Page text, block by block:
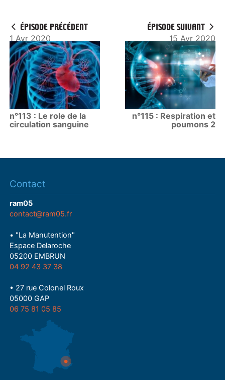
ÉPISODE PRÉCÉDENT
1 Avr 2020
n°113 : Le role de la
circulation sanguine
ÉPISODE SUIVANT
15 Avr 2020
n°115 : Respiration et
poumons 2
Contact
ram05
contact@ram05.fr
• "La Manutention"
Espace Delaroche
05200 EMBRUN
04 92 43 37 38
• 27 rue Colonel Roux
05000 GAP
06 75 81 05 85